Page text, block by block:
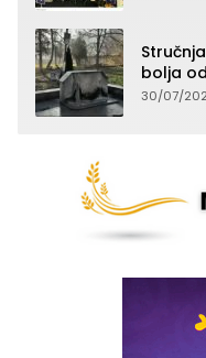
bolja
rješenje
30/07/